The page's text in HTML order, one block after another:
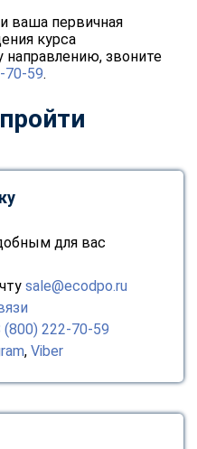
ваша первичная
курса
направлению, звоните
70-59.
для вас
sale@ecodpo.ru
(800) 222-70-59
, Viber